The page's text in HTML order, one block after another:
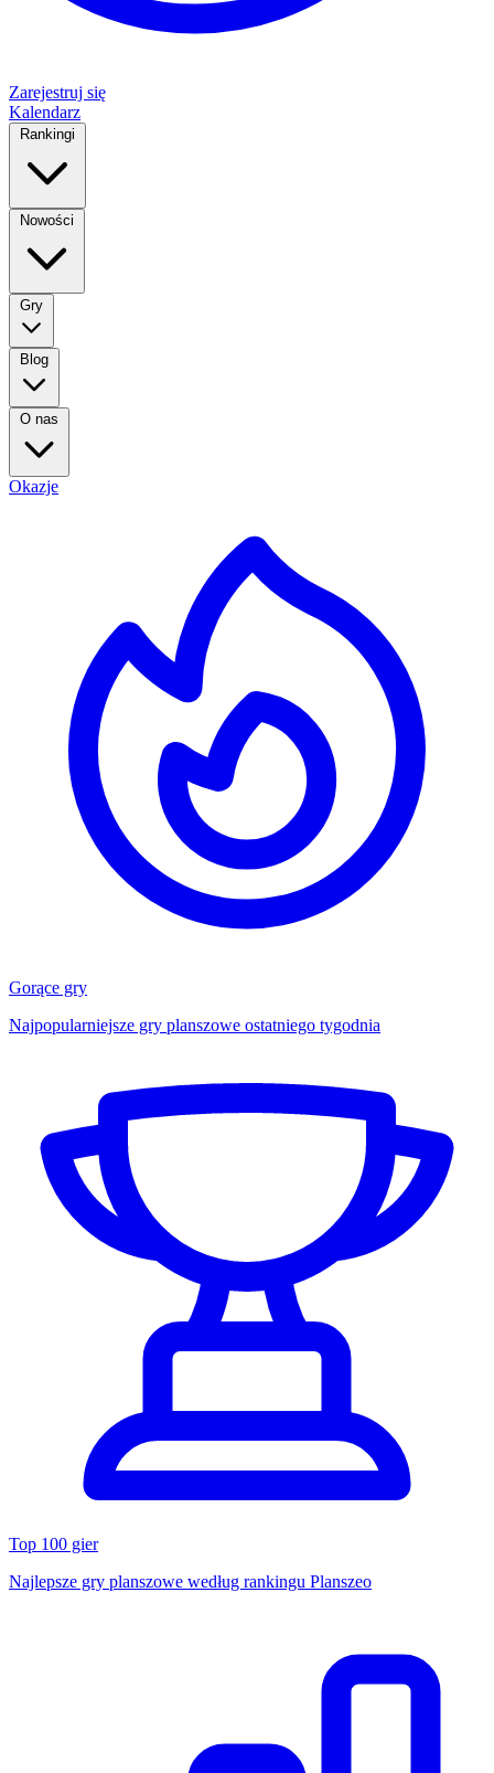
Zarejestruj się
Kalendarz
Rankingi
Nowości
Gry
Blog
O nas
Okazje
Gorące gry
Najpopularniejsze gry planszowe ostatniego tygodnia
Top 100 gier
Najlepsze gry planszowe według rankingu Planszeo